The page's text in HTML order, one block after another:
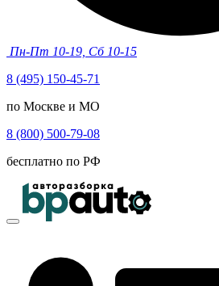
Пн-Пт 10-19, Сб 10-15
8 (495) 150-45-71
по Москве и МО
8 (800) 500-79-08
бесплатно по РФ